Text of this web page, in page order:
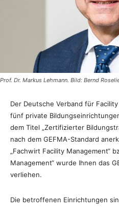
Prof. Dr. Markus Lehmann. Bild: Bernd
Der Deutsche Verband für
fünf private
dem Titel „Zertifizierter
nach dem GEFMA-Standard
„Fachwirt Facility Management“
Management“ wurde Ihnen das
verliehen.
Die betroffenen Einrichtungen